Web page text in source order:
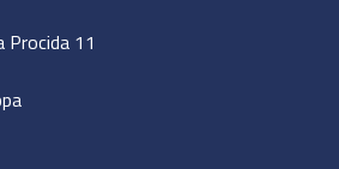
Procida 11